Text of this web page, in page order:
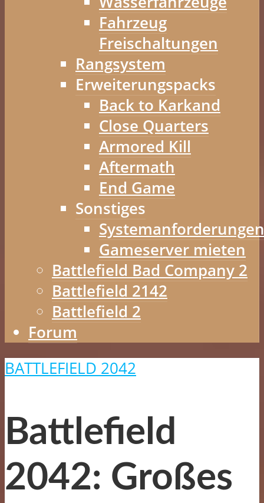
Fahrzeug
Freischaltungen
Rangsystem
Erweiterungspacks
Back to Karkand
Close Quarters
Armored Kill
Aftermath
End Game
Sonstiges
Systemanforderungen
Gameserver mieten
Battlefield Bad Company 2
Battlefield 2142
Battlefield 2
Forum
BATTLEFIELD 2042
Battlefield
2042: Großes